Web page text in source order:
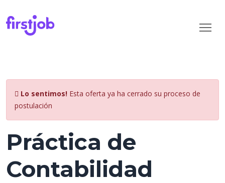
Lo sentimos! Esta oferta ya ha cerrado su proceso de
postulación
Práctica de
Contabilidad